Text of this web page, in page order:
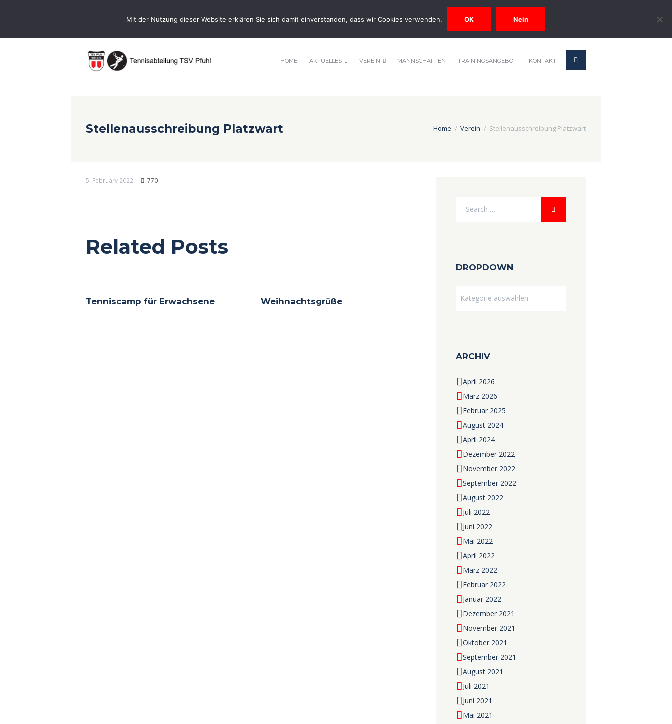
HOME AKTUELLES VEREIN MANNSCHAFTEN TRAININGSANGEBOT KONTAKT
Stellenausschreibung Platzwart Home Verein Stellenausschreibung Platzwart
5. February 2022 770
Related Posts
Tenniscamp für Erwachsene Weihnachtsgrüße
DROPDOWN
ARCHIV
April 2026
März 2026
Februar 2025
August 2024
April 2024
Dezember 2022
November 2022
September 2022
August 2022
Juli 2022
Juni 2022
Mai 2022
April 2022
März 2022
Februar 2022
Januar 2022
Dezember 2021
November 2021
Oktober 2021
September 2021
August 2021
Juli 2021
Juni 2021
Mai 2021
Mit der Nutzung dieser Website erklären Sie sich damit einverstanden, dass wir Cookies verwenden. OK Nein